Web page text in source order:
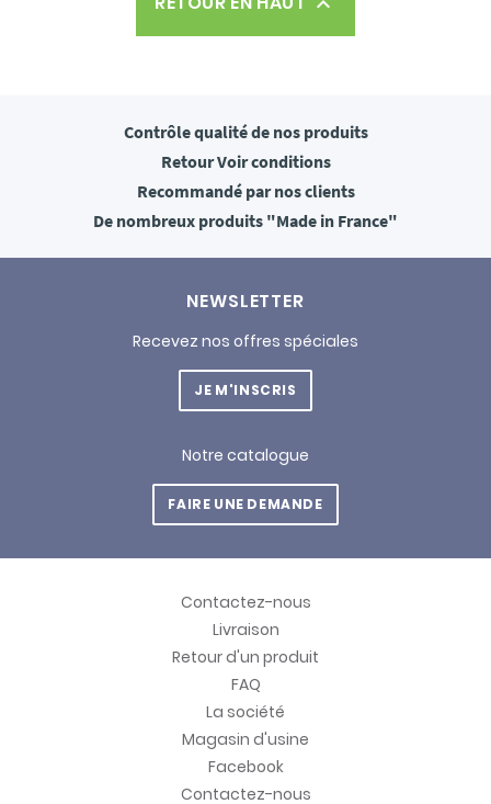
Contrôle qualitéde nos produits
RetourVoir conditions
Recommandépar nos clients
De nombreux produits "Made in France"
NEWSLETTER
Recevez nos offres spéciales
JE M'INSCRIS
Notre catalogue
FAIRE UNE DEMANDE
Contactez-nous
Livraison
Retour d'un produit
FAQ
La société
Magasin d'usine
Facebook
Contactez-nous